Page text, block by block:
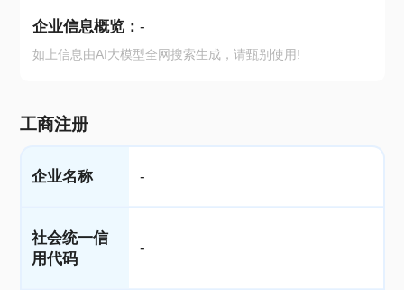
企业信息概览： -
如上信息由AI大模型全网搜索生成，请甄别使用!
工商注册
企业名称 -
社会统一信
用代码
-